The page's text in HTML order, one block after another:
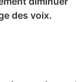
des voix.